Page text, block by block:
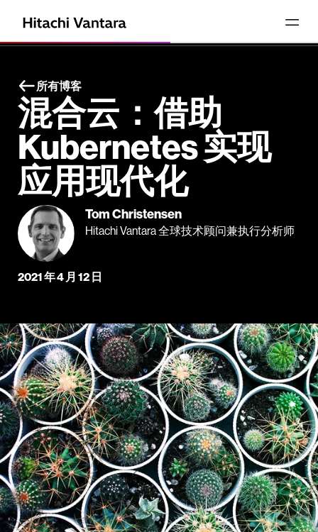
所有博客
混合云：借助
Kubernetes 实现
应用现代化
Tom Christensen
Hitachi Vantara 全球技术顾问兼执行分析师
2021 年 4 月 12 日